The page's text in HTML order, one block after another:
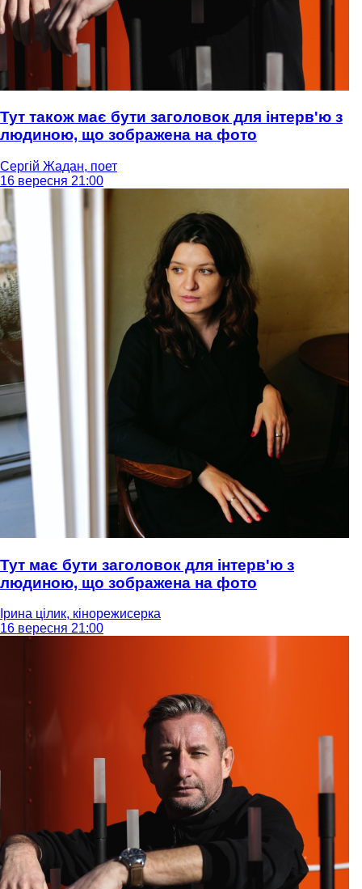
Тут також має бути заголовок для інтерв'ю з
людиною, що зображена на фото
Сергій Жадан, поет
16 вересня 21:00
Тут має бути заголовок для інтерв'ю з
людиною, що зображена на фото
Ірина цілик, кінорежисерка
16 вересня 21:00